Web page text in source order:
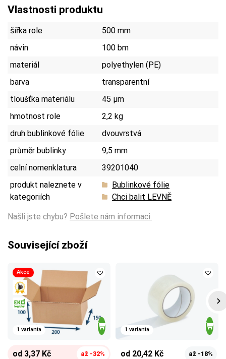
Vlastnosti produktu
šířka role
500 mm
návin
100 bm
materiál
polyethylen (PE)
barva
transparentní
tloušťka materiálu
45 µm
hmotnost role
2,2 kg
druh bublinkové fólie
dvouvrstvá
průměr bublinky
9,5 mm
celní nomenklatura
39201040
produkt naleznete v
kategoriích
Bublinkové fólie
Chci balit LEVNĚ
Našli jste chybu? Pošlete nám informaci.
Související zboží
Akce
1 varianta
od 3,37 Kč až -32%
1 varianta
od 20,42 Kč až -18%